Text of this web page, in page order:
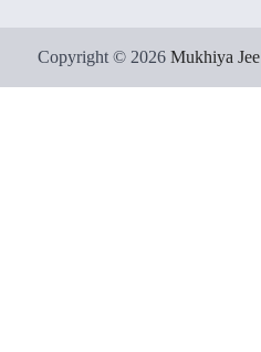
Copyright © 2026 Mukhiya Jee